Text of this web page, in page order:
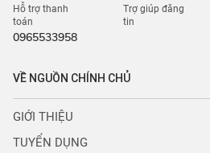
Hỗ trợ thanh
toán
0965533958
Trợ giúp đăng
tin
VỀ NGUỒN CHÍNH CHỦ
GIỚI THIỆU
TUYỂN DỤNG